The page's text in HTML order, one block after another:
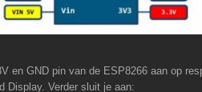
en GND pin van de ESP8266 aan op
Display. Verder sluit je aan: